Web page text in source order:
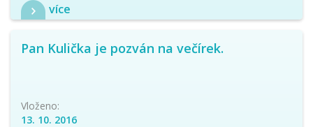
více
Pan Kulička je pozván na večírek.
Vloženo:
13. 10. 2016